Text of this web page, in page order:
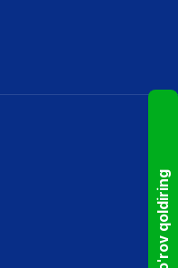
So'rov qoldiring